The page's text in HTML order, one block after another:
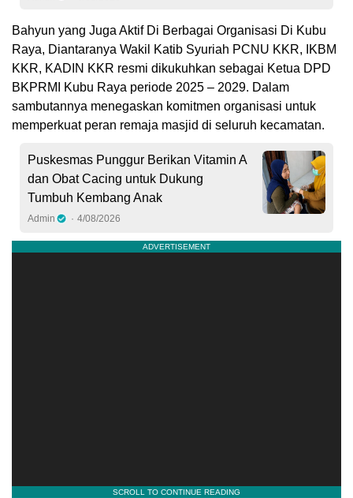
Bahyun yang Juga Aktif Di Berbagai Organisasi Di Kubu
Raya, Diantaranya Wakil Katib Syuriah PCNU KKR, IKBM
KKR, KADIN KKR resmi dikukuhkan sebagai Ketua DPD
BKPRMI Kubu Raya periode 2025 – 2029. Dalam
sambutannya menegaskan komitmen organisasi untuk
memperkuat peran remaja masjid di seluruh kecamatan.
Puskesmas Punggur Berikan Vitamin A
dan Obat Cacing untuk Dukung
Tumbuh Kembang Anak
Admin 4/08/2026